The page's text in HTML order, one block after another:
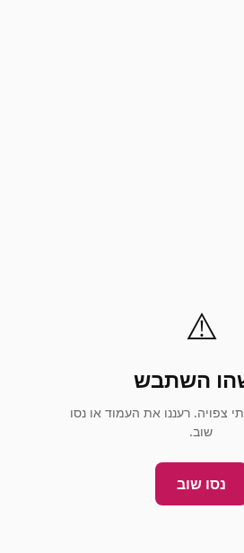
⚠️
השתבש
צפויה. רעננו את העמוד או נסו
שוב.
נסו שוב